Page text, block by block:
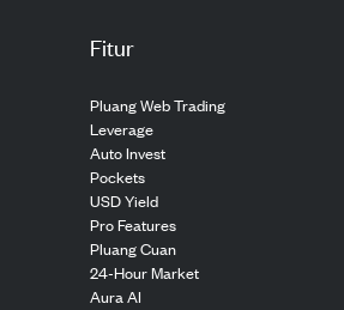
Fitur
Pluang Web Trading
Leverage
Auto Invest
Pockets
USD Yield
Pro Features
Pluang Cuan
24-Hour Market
Aura AI